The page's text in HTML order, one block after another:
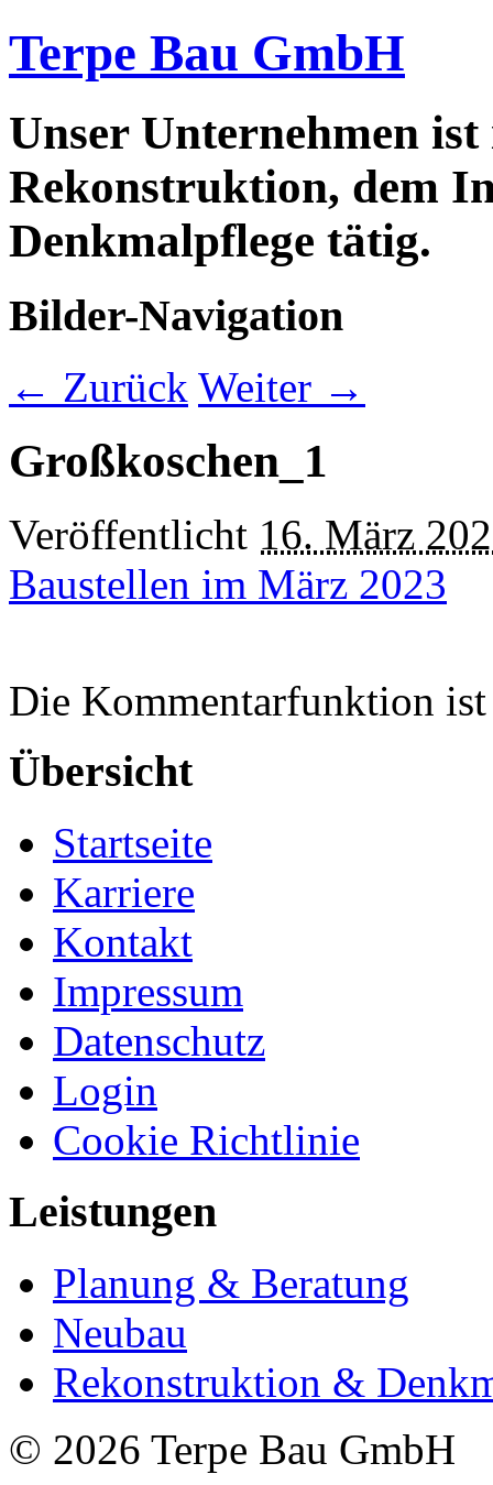
Terpe Bau GmbH
Unser Unternehmen
Rekonstruktion, dem
Denkmalpflege tätig.
Bilder-Navigation
← Zurück Weiter →
Großkoschen_1
Veröffentlicht 16. März
Baustellen im März 2023
Die Kommentarfunktion ist
Übersicht
Startseite
Karriere
Kontakt
Impressum
Datenschutz
Login
Cookie Richtlinie
Leistungen
Planung & Beratung
Neubau
Rekonstruktion &
© 2026 Terpe Bau GmbH